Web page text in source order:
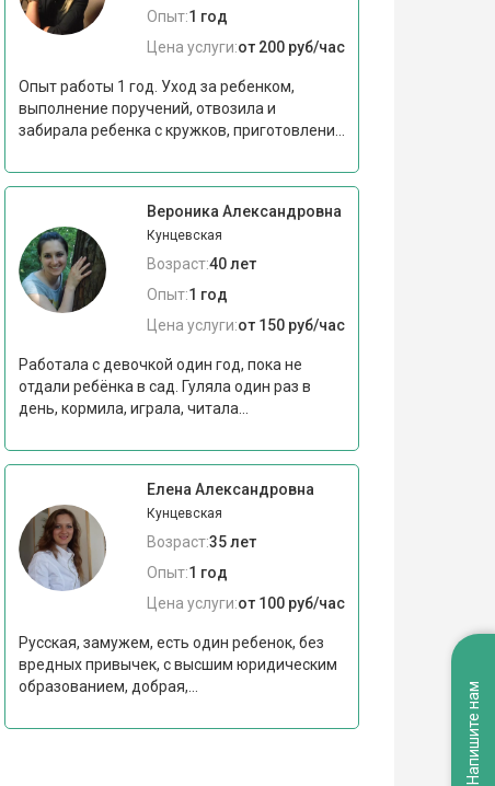
Опыт:1 год
Цена услуги:от 200 руб/час
Опыт работы 1 год. Уход за ребенком,
выполнение поручений, отвозила и
забирала ребенка с кружков, приготовлени...
Вероника Александровна
Кунцевская
Возраст:40 лет
Опыт:1 год
Цена услуги:от 150 руб/час
Работала с девочкой один год, пока не
отдали ребёнка в сад. Гуляла один раз в
день, кормила, играла, читала...
Елена Александровна
Кунцевская
Возраст:35 лет
Опыт:1 год
Цена услуги:от 100 руб/час
Русская, замужем, есть один ребенок, без
вредных привычек, с высшим юридическим
образованием, добрая,...
Напишите нам